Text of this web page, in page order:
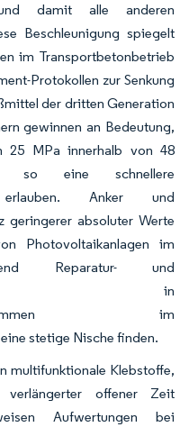
damit alle anderen
Beschleunigung spiegelt
im Transportbetonbetrieb
Protokollen zur Senkung
der dritten Generation
gewinnen an Bedeutung,
25 MPa innerhalb von 48
so eine schnellere
erlauben. Anker und
geringerer absoluter Werte
Photovoltaikanlagen im
Reparatur- und
in
im
stetige Nische finden.
multifunktionale Klebstoffe,
offener Zeit
Aufwertungen bei